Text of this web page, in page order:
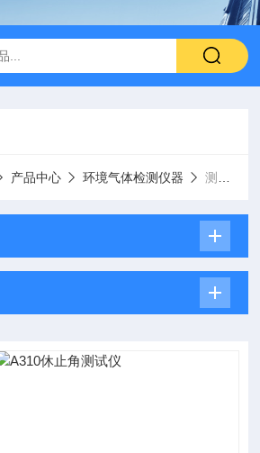
产品中心 环境气体检测仪器 测试仪